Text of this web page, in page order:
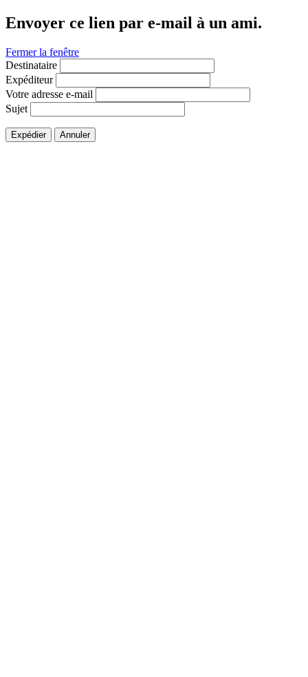
Envoyer ce lien par e-mail à un ami.
Fermer la fenêtre
Destinataire
Expéditeur
Votre adresse e-mail
Sujet
Expédier Annuler